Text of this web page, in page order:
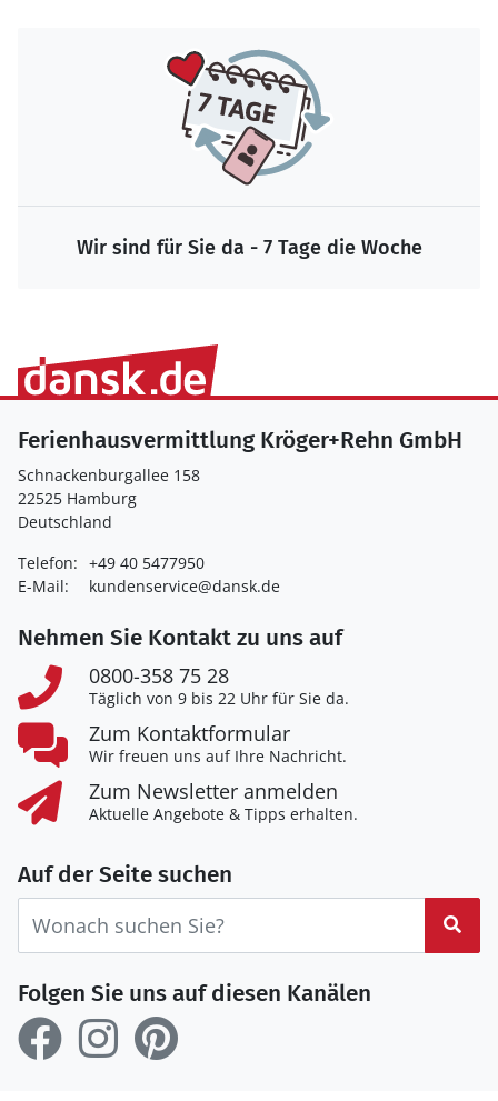
Wir sind für Sie da - 7 Tage die Woche
Ferienhausvermittlung Kröger+Rehn GmbH
Schnackenburgallee 158
22525 Hamburg
Deutschland
Telefon: +49 40 5477950
E-Mail:
kundenservice@dansk.de
Nehmen Sie Kontakt zu uns auf
0800-358 75 28
Täglich von 9 bis 22 Uhr für Sie da.
Zum Kontaktformular
Wir freuen uns auf Ihre Nachricht.
Zum Newsletter anmelden
Aktuelle Angebote & Tipps erhalten.
Auf der Seite suchen
Folgen Sie uns auf diesen Kanälen